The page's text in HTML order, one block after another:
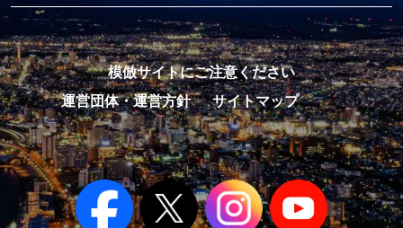
模倣サイトにご注意ください
運営団体・運営方針
サイトマップ